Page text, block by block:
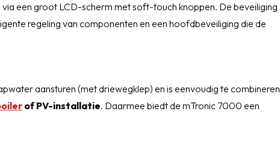
een groot LCD-scherm met soft-touch knoppen. De beveiliging
regeling van componenten en een hoofdbeveiliging die de
aansturen (met driewegklep) en is eenvoudig te combineren
of PV-installatie. Daarmee biedt de mTronic 7000 een